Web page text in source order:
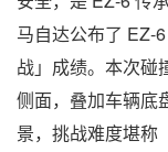
马自达公布了 EZ-
战」成绩。本次碰
侧面，叠加车辆底
景，挑战难度堪称